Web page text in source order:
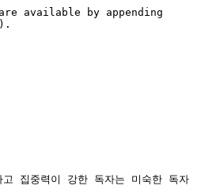
available by appending
집중력이 강한 독자는 미숙한 독자